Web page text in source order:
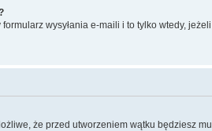
wysyłania e-maili i to tylko wtedy,
że przed utworzeniem wątku będziesz